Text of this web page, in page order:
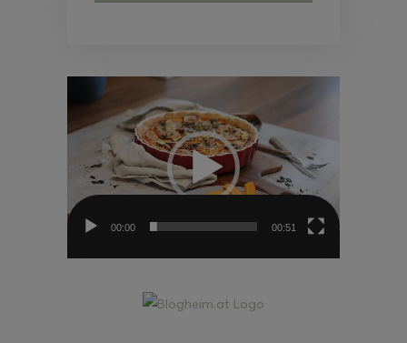
Video-
00:00 00:51